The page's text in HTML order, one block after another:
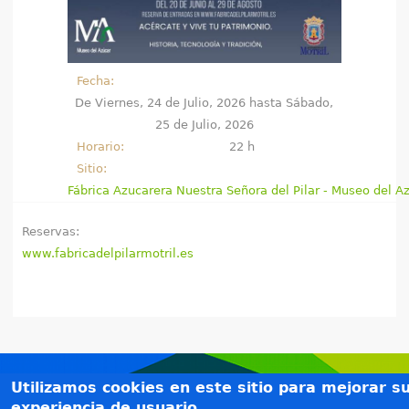
s
a
Fecha:
DeViernes, 24 de Julio, 2026 hasta Sábado,
25 de Julio, 2026
Horario:
22 h
Sitio:
Fábrica Azucarera Nuestra Señora del Pilar - Museo del
Reservas:
www.fabricadelpilarmotril.es
Créditos
Teléfonos de interés
Utilizamos cookies en este sitio para mejorar